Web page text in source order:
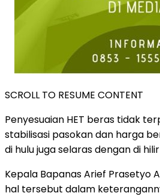
SCROLL TO RESUME CONTENT
Penyesuaian HET beras tidak
stabilisasi pasokan dan harga
di hulu juga selaras dengan di
Kepala Bapanas Arief Prasetyo
hal tersebut dalam